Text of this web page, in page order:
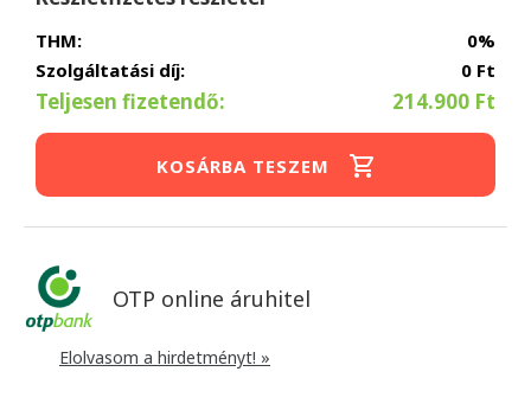
THM:
0%
Szolgáltatási díj:
0 Ft
Teljesen fizetendő: 214.900 Ft
KOSÁRBA TESZEM
OTP online áruhitel
Elolvasom a hirdetményt! »